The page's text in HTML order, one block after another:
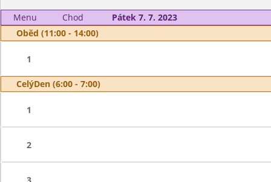
Menu Chod
Pátek 7. 7. 2023
Oběd (11:00 - 14:00)
1
CelýDen (6:00 - 7:00)
1
2